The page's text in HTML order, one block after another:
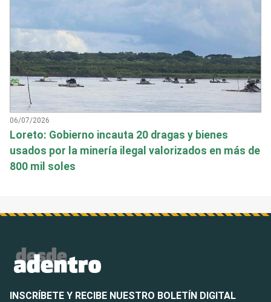
06/07/2026
Loreto: Gobierno incauta 20 dragas y bienes
usados por la minería ilegal valorizados en más de
800 mil soles
INSCRÍBETE Y RECIBE NUESTRO BOLETÍN DIGITAL